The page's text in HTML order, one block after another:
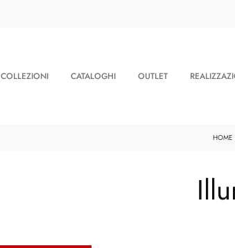
COLLEZIONI CATALOGHI OUTLET
HOME